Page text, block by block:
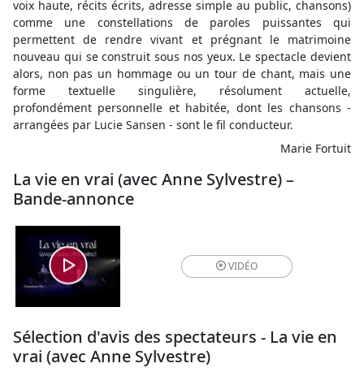
voix haute, récits écrits, adresse simple au public, chansons)
comme une constellations de paroles puissantes qui
permettent de rendre vivant et prégnant le matrimoine
nouveau qui se construit sous nos yeux. Le spectacle devient
alors, non pas un hommage ou un tour de chant, mais une
forme textuelle singulière, résolument actuelle,
profondément personnelle et habitée, dont les chansons -
arrangées par Lucie Sansen - sont le fil conducteur.
Marie Fortuit
La vie en vrai (avec Anne Sylvestre) –
Bande-annonce
VIDÉO
Sélection d'avis des spectateurs - La vie en
vrai (avec Anne Sylvestre)